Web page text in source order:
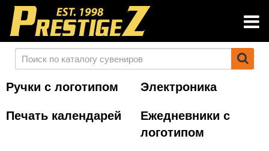
Ручки с логотипом
Электроника
Печать календарей
Ежедневники с
логотипом